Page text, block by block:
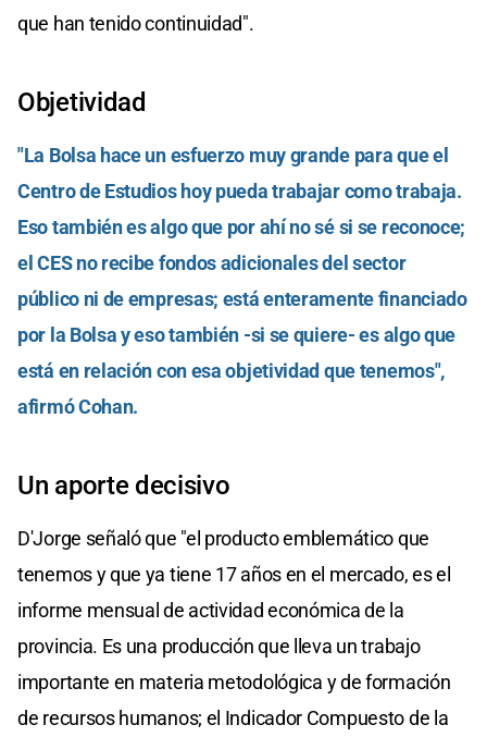
que han tenido continuidad".
Objetividad
"La Bolsa hace un esfuerzo muy grande para que el
Centro de Estudios hoy pueda trabajar como trabaja.
Eso también es algo que por ahí no sé si se reconoce;
el CES no recibe fondos adicionales del sector
público ni de empresas; está enteramente financiado
por la Bolsa y eso también -si se quiere- es algo que
está en relación con esa objetividad que tenemos",
afirmó Cohan.
Un aporte decisivo
D'Jorge señaló que "el producto emblemático que
tenemos y que ya tiene 17 años en el mercado, es el
informe mensual de actividad económica de la
provincia. Es una producción que lleva un trabajo
importante en materia metodológica y de formación
de recursos humanos; el Indicador Compuesto de la